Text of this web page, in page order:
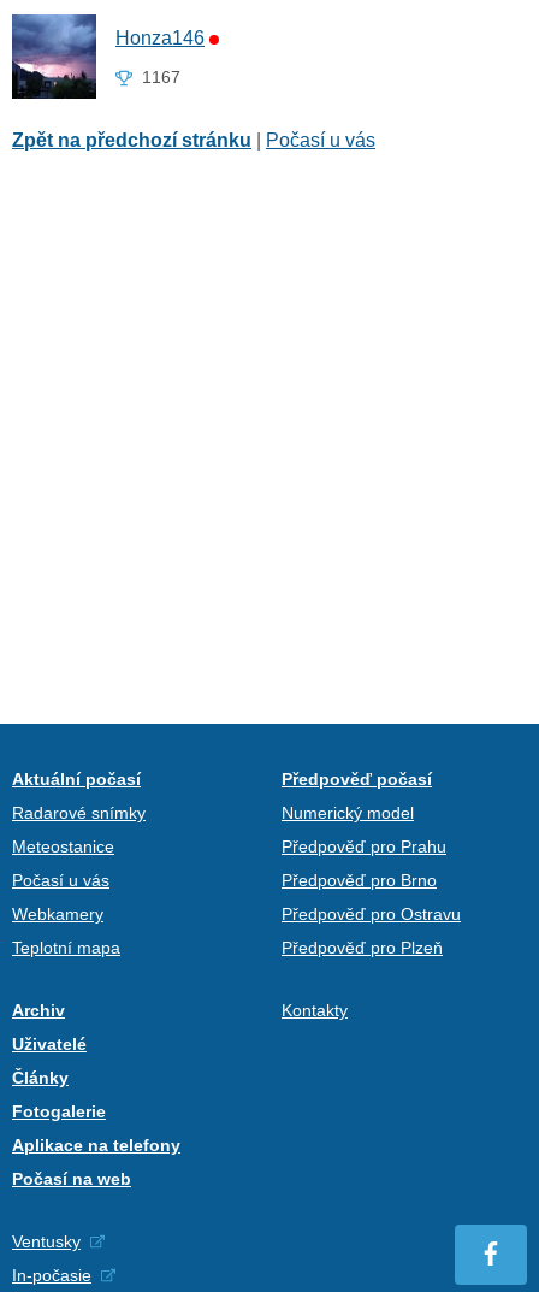
Honza146
1167
Zpět na předchozí stránku Počasí u vás
Aktuální počasí
Radarové snímky
Meteostanice
Počasí u vás
Webkamery
Teplotní mapa
Předpověď počasí
Numerický model
Předpověď pro Prahu
Předpověď pro Brno
Předpověď pro Ostravu
Předpověď pro Plzeň
Archiv
Uživatelé
Články
Fotogalerie
Aplikace na telefony
Počasí na web
Kontakty
Ventusky
In-počasie